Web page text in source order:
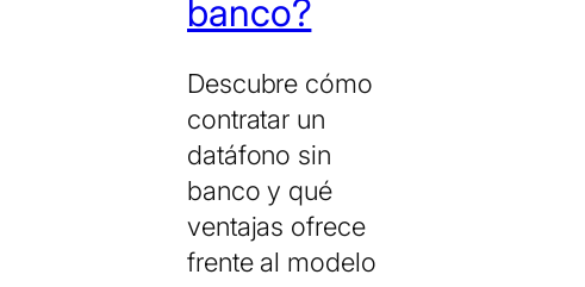
banco?
Descubre cómo
contratar un
datáfono sin
banco y qué
ventajas ofrece
frente al modelo